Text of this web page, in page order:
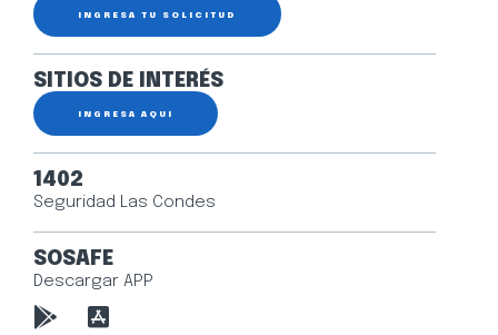
INGRESA TU SOLICITUD
SITIOS DE INTERÉS
INGRESA AQUÍ
1402
Seguridad Las Condes
SOSAFE
Descargar APP